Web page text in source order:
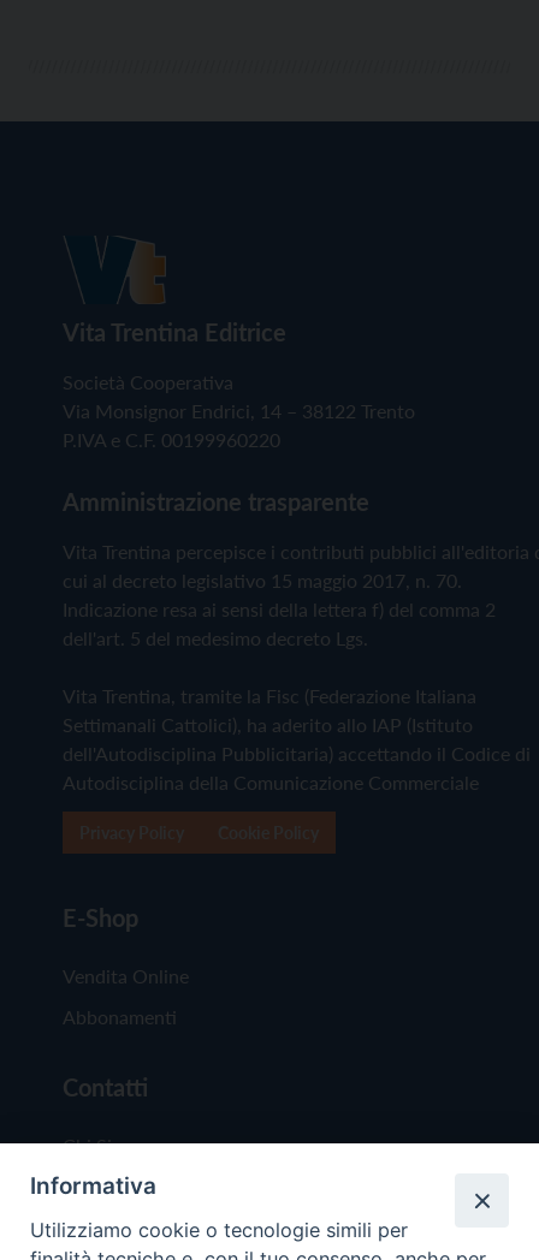
Vita Trentina Editrice
Società Cooperativa
Via Monsignor Endrici, 14 – 38122 Trento
P.IVA e C.F. 00199960220
Amministrazione trasparente
Vita Trentina percepisce i contributi pubblici all'editoria
cui al decreto legislativo 15 maggio 2017, n. 70.
Indicazione resa ai sensi della lettera f) del comma 2
dell'art. 5 del medesimo decreto Lgs.
Vita Trentina, tramite la Fisc (Federazione Italiana
Settimanali Cattolici), ha aderito allo IAP (Istituto
dell'Autodisciplina Pubblicitaria) accettando il Codice di
Autodisciplina della Comunicazione Commerciale
E-Shop
Vendita Online
Abbonamenti
Contatti
Chi Siamo
Redazione
Scrivici
Informativa
Utilizziamo cookie o tecnologie simili per